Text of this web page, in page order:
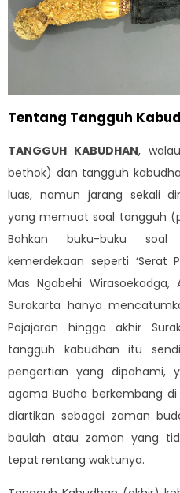
Tentang Tangguh
TANGGUH KABUDHAN,
bethok) dan tangguh
luas, namun jarang sekali
yang memuat soal tangguh
Bahkan buku-buku
kemerdekaan seperti ‘Serat
Mas Ngabehi
Surakarta hanya
Pajajaran hingga akhir
tangguh kabudhan itu
pengertian yang dipahami,
agama Budha berkembang
diartikan sebagai zaman
baulah atau zaman yang
tepat rentang waktunya.